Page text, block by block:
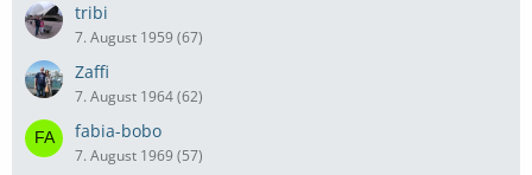
tribi
7. August 1959 (67)
Zaffi
7. August 1964 (62)
fabia-bobo
7. August 1969 (57)